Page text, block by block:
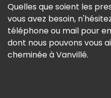
Quelles que soient les
vous avez besoin,
téléphone ou mail pour
dont nous pouvons vous
cheminée à Vanvillé.